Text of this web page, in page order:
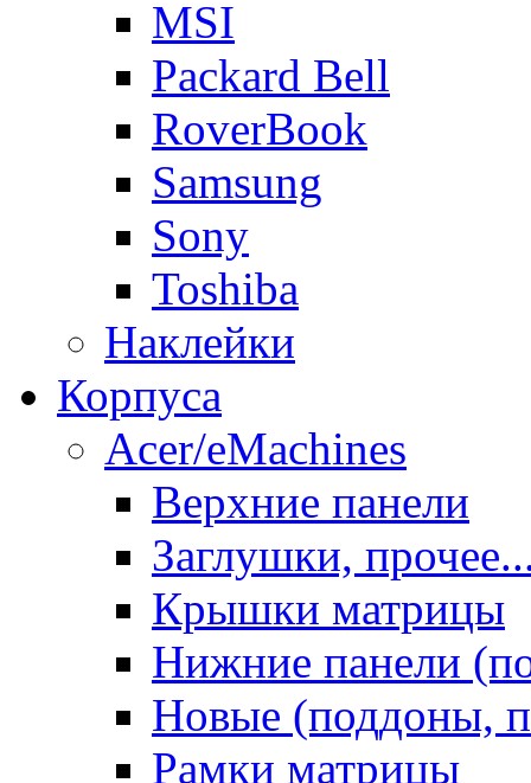
MSI
Packard Bell
RoverBook
Samsung
Sony
Toshiba
Наклейки
Корпуса
Acer/eMachines
Верхние панели
Заглушки,
Крышки матрицы
Нижние панели
Новые (поддоны,
Рамки матрицы